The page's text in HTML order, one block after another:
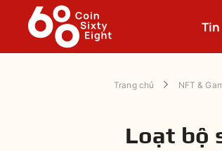
Trang chủ NFT &
Loạt bộ